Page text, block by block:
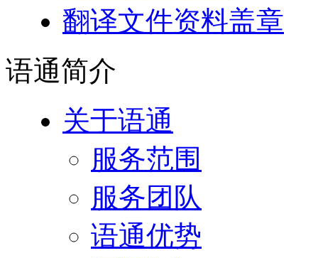
翻译文件资料盖章
语通简介
关于语通
服务范围
服务团队
语通优势